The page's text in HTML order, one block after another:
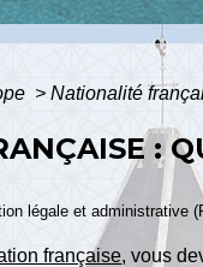
> Nationalité
:
légale et administrative
française, vous